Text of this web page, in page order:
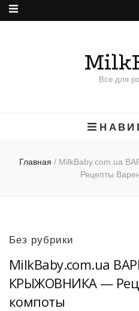
Все для
Главная / MilkBaby.com.ua
Рецепты
Без рубрики
MilkBaby.com.ua
КРЫЖОВНИКА —
компоты